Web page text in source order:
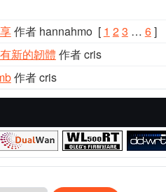
作者 hannahmo[ 1 23 … 6]
新的韌體 作者 cris
作者 cris